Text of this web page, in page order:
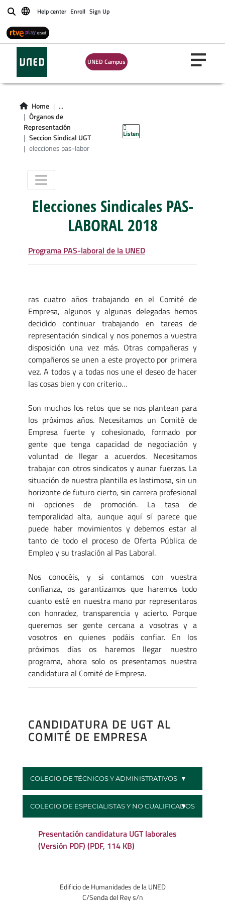
BuscarHelp center Enroll Sign Up
UNED Campus
Home
...
Órganos de
Representación
Seccion Sindical UGT
elecciones pas-labor
Listen
Sección Sindical
UGT-UNED
Elecciones Sindicales PAS-
LABORAL 2018
Programa PAS-laboral de la UNED
ras cuatro años trabajando en el Comité de
Empresa, algunos y algunas delegadas hemos
decidido continuar trabajando en tareas de
representación sindical y nos ponemos a vuestra
disposición una vez más. Otras compañeras y
compañeros se unen a este proyecto por primera
vez. A todos y a todas nos une el deseo de hacer
las cosas bien y con criterio…
Son muchos los retos que se nos plantean para
los próximos años. Necesitamos un Comité de
Empresa fuerte y cohesionado, formado por
gente que tenga capacidad de negociación y
voluntad de llegar a acuerdos. Necesitamos
trabajar con otros sindicatos y aunar fuerzas. La
situación de nuestra plantilla es lastimosa, sin un
horizonte de futuro cierto, sin carrera profesional
ni opciones de promoción. La tasa de
temporalidad alta, aunque aquí sí parece que
puede haber movimientos y debemos estar al
tanto de todo el proceso de Oferta Pública de
Empleo y su traslación al Pas Laboral.
Nos conocéis, y si contamos con vuestra
confianza, os garantizamos que haremos todo
cuanto esté en nuestra mano por representaros
con honradez, transparencia y acierto. Porque
queremos ser gente cercana a vosotras y a
vosotros en quienes podáis confiar. En los
próximos días os haremos llegar nuestro
programa, ahora solo os presentamos nuestra
candidatura al Comité de Empresa.
CANDIDATURA DE UGT AL
COMITÉ DE EMPRESA
COLEGIO DE TÉCNICOS Y ADMINISTRATIVOS
COLEGIO DE ESPECIALISTAS Y NO CUALIFICADOS
Presentación candidatura UGT laborales
(Versión PDF) (PDF, 114 KB)
Edificio de Humanidades de la UNED
C/Senda del Rey s/n